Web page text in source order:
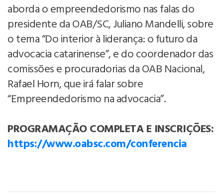
aborda o empreendedorismo nas falas do
presidente da OAB/SC, Juliano Mandelli, sobre
o tema “Do interior à liderança: o futuro da
advocacia catarinense”, e do coordenador das
comissões e procuradorias da OAB Nacional,
Rafael Horn, que irá falar sobre
“Empreendedorismo na advocacia”.
PROGRAMAÇÃO COMPLETA E INSCRIÇÕES:
https://www.oabsc.com/conferencia